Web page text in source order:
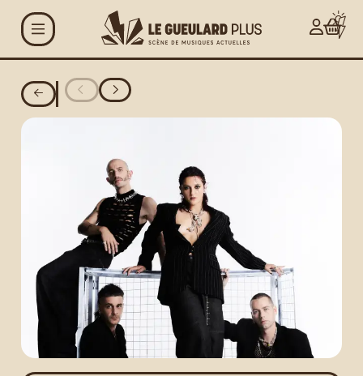
Aller au contenu principal
Agenda
Le Gueulard Plus
Accueil et infos
pratiques
Actualités
Espace artistes
Carte G+ et Studio+